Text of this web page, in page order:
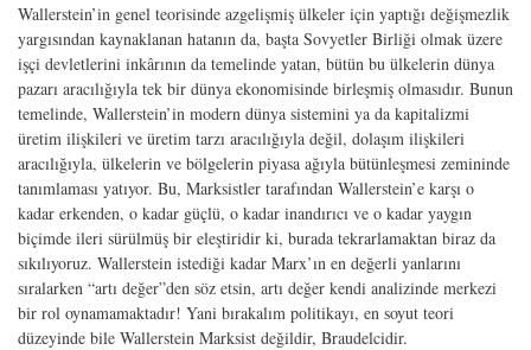
Wallerstein’in genel teorisinde azgelişmiş ülkeler için yaptığı değişmezlik
yargısından kaynaklanan hatanın da, başta Sovyetler Birliği olmak üzere
işçi devletlerini inkârının da temelinde yatan, bütün bu ülkelerin dünya
pazarı aracılığıyla tek bir dünya ekonomisinde birleşmiş olmasıdır. Bunun
temelinde, Wallerstein’in modern dünya sistemini ya da kapitalizmi
üretim ilişkileri ve üretim tarzı aracılığıyla değil, dolaşım ilişkileri
aracılığıyla, ülkelerin ve bölgelerin piyasa ağıyla bütünleşmesi zemininde
tanımlaması yatıyor. Bu, Marksistler tarafından Wallerstein’e karşı o
kadar erkenden, o kadar güçlü, o kadar inandırıcı ve o kadar yaygın
biçimde ileri sürülmüş bir eleştiridir ki, burada tekrarlamaktan biraz da
sıkılıyoruz. Wallerstein istediği kadar Marx’ın en değerli yanlarını
sıralarken “artı değer”den söz etsin, artı değer kendi analizinde merkezi
bir rol oynamamaktadır! Yani bırakalım politikayı, en soyut teori
düzeyinde bile Wallerstein Marksist değildir, Braudelcidir.